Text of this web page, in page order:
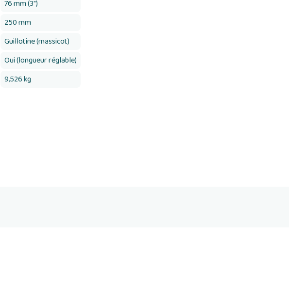
76 mm (3")
250 mm
Guillotine (massicot)
Oui (longueur réglable)
9,526 kg